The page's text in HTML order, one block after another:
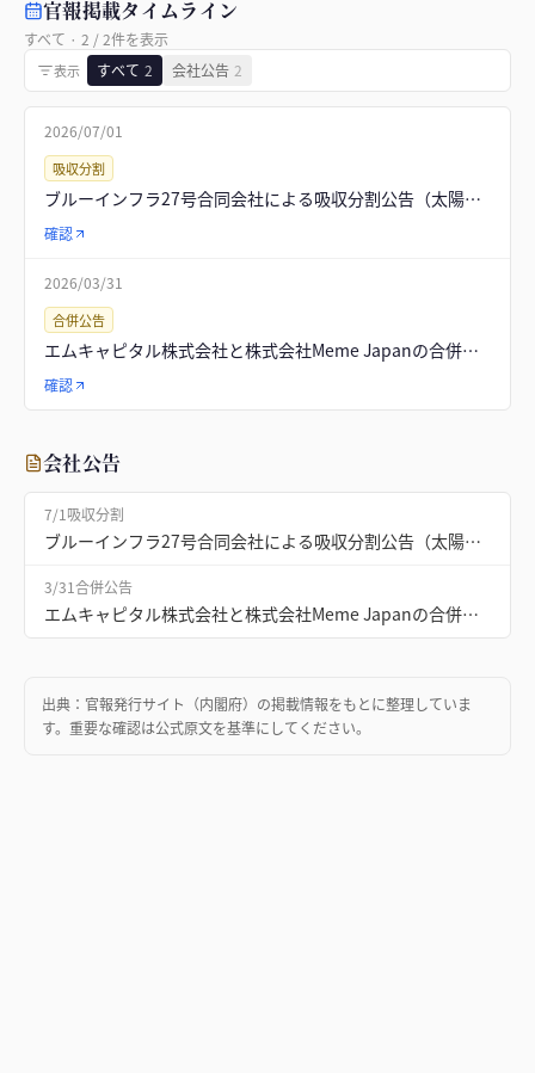
官報掲載タイムライン
すべて · 2 /2件を表示
表示 すべて 2 会社公告 2
2026/07/01
吸収分割
ブルーインフラ27号合同会社による吸収分割公告（太陽光発電事業）
確認
2026/03/31
合併公告
エムキャピタル株式会社と株式会社Meme Japanの合併公告（9件）
確認
会社公告
7/1 吸収分割
ブルーインフラ27号合同会社による吸収分割公告（太陽光発電事業）
3/31合併公告
エムキャピタル株式会社と株式会社Meme Japanの合併公告（9件）
出典： 官報発行サイト（内閣府） の掲載情報をもとに整理していま
す。重要な確認は公式原文を基準にしてください。